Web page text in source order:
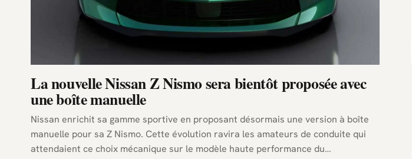
La nouvelle Nissan Z Nismo sera bientôt proposée avec
une boîte manuelle
Nissan enrichit sa gamme sportive en proposant désormais une version à boîte
manuelle pour sa Z Nismo. Cette évolution ravira les amateurs de conduite qui
attendaient ce choix mécanique sur le modèle haute performance du